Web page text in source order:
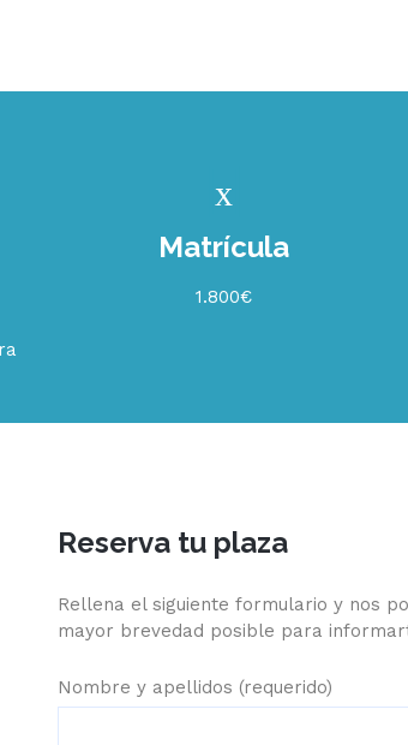
Matrícula
1.800€
Reserva tu plaza
Rellena el siguiente formulario y nos
mayor brevedad posible para
Nombre y apellidos (requerido)